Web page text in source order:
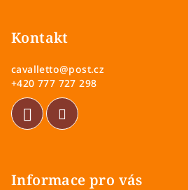
Kontakt
cavalletto@post.cz
+420 777 727 298
Informace pro vás